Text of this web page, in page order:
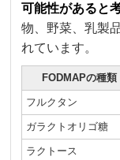
可能性があると
物、野菜、乳製
れています。
FODMAPの種類
フルクタン
ガラクトオリゴ糖
ラクトース